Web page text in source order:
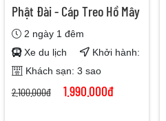
Phật Đài - Cáp Treo Hồ Mây
2 ngày 1 đêm
Xe du lịch
Khởi hành:
Khách sạn: 3 sao
2.100.000đ 1.990.000đ